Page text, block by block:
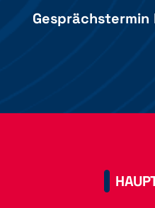
Gesprächstermin